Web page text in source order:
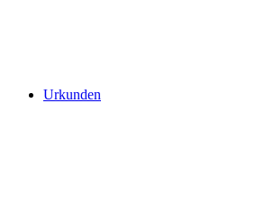
Urkunden